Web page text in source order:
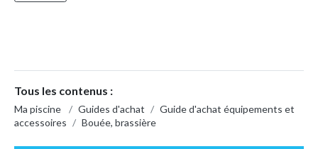
Tous les contenus :
Ma piscine / Guides d'achat / Guide d'achat équipements et
accessoires / Bouée, brassière